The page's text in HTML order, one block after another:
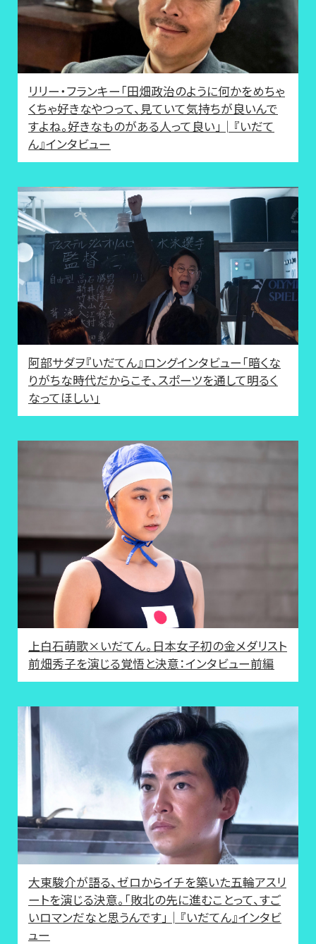
リリー・フランキー「田畑政治のように何かをめちゃ
くちゃ好きなやつって、見ていて気持ちが良いんで
すよね。好きなものがある人って良い」│『いだて
ん』インタビュー
阿部サダヲ『いだてん』ロングインタビュー「暗くな
りがちな時代だからこそ、スポーツを通して明るく
なってほしい」
上白石萌歌×いだてん。日本女子初の金メダリスト
前畑秀子を演じる覚悟と決意：インタビュー前編
大東駿介が語る、ゼロからイチを築いた五輪アスリ
ートを演じる決意。「敗北の先に進むことって、すご
いロマンだなと思うんです」│『いだてん』インタビ
ュー